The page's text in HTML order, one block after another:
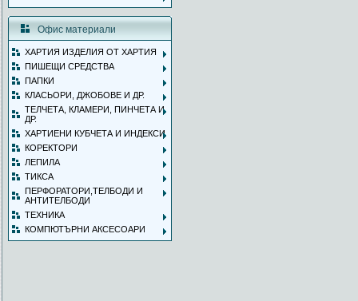
Офис материали
ХАРТИЯ ИЗДЕЛИЯ ОТ ХАРТИЯ
ПИШЕЩИ СРЕДСТВА
ПАПКИ
КЛАСЬОРИ, ДЖОБОВЕ И ДР.
ТЕЛЧЕТА, КЛАМЕРИ, ПИНЧЕТА И
ДР.
ХАРТИЕНИ КУБЧЕТА И ИНДЕКСИ
КОРЕКТОРИ
ЛЕПИЛА
ТИКСА
ПЕРФОРАТОРИ,ТЕЛБОДИ И
АНТИТЕЛБОДИ
ТЕХНИКА
КОМПЮТЪРНИ АКСЕСОАРИ